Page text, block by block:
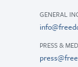
GENERAL
PRESS &